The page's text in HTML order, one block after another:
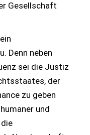
Gesellschaft
Denn neben
sei die Justiz
der
zu geben
und